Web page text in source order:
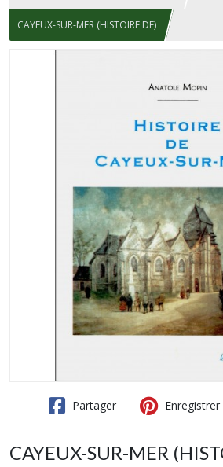
CAYEUX-SUR-MER (HISTOIRE DE)
Partager Enregistrer
CAYEUX-SUR-MER